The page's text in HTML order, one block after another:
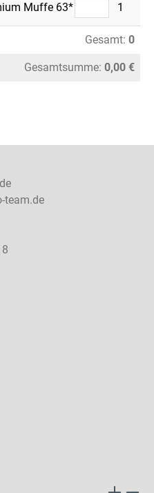
Muffe 63* 1
Gesamt: 0
Gesamtsumme: 0,00 €
team.de